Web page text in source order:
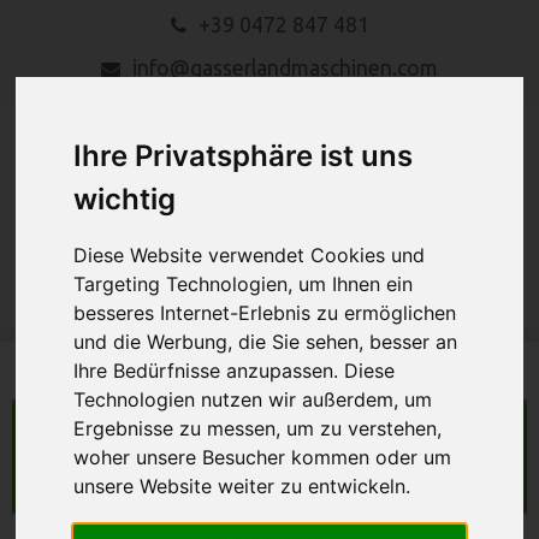
Ihre Privatsphäre ist uns
wichtig
Diese Website verwendet Cookies und
Targeting Technologien, um Ihnen ein
besseres Internet-Erlebnis zu ermöglichen
und die Werbung, die Sie sehen, besser an
Ihre Bedürfnisse anzupassen. Diese
Technologien nutzen wir außerdem, um
Ergebnisse zu messen, um zu verstehen,
woher unsere Besucher kommen oder um
unsere Website weiter zu entwickeln.
+39 0472 847 481
info@gasserlandmaschinen.com
MENU
LANDMASCHINEN
Suche